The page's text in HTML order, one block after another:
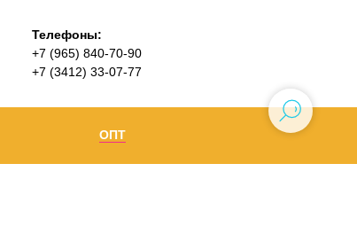
Телефоны:
+7 (965) 840-70-90
+7 (3412) 33-07-77
ОПТ